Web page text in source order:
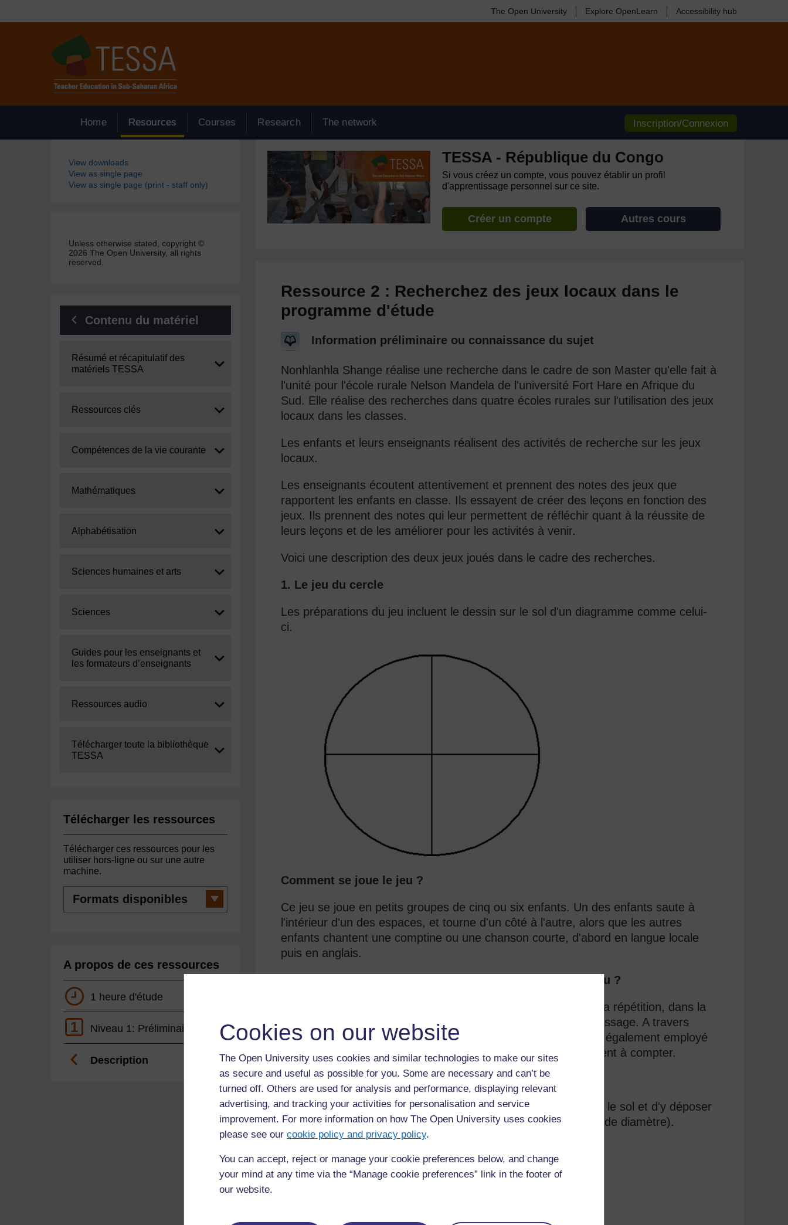
Cookies on our website
The Open University uses cookies and similar technologies to make our sites
as secure and useful as possible for you. Some are necessary and can’t be
turned off. Others are used for analysis and performance, displaying relevant
advertising, and tracking your activities for personalisation and service
improvement. For more information on how The Open University uses cookies
please see our cookie policy and privacy policy.
You can accept, reject or manage your cookie preferences below, and change
your mind at any time via the “Manage cookie preferences” link in the footer of
our website.
The Open University Explore OpenLearn Accessibility hub
Home Resources Courses Research The network Inscription/Connexion
Blocs
View downloads
View as single page
View as single page (print - staff only)
Unless otherwise stated, copyright ©
2026 The Open University, all rights
reserved.
Contenu du matériel
Expand
Résumé et récapitulatif des
matériels TESSA
Expand
Ressources clés
Expand
Compétences de la vie courante
Expand
Mathématiques
Expand
Alphabétisation
Expand
Sciences humaines et arts
Expand
Sciences
Expand
Guides pour les enseignants et
les formateurs d’enseignants
Expand
Ressources audio
Expand
Télécharger toute la bibliothèque
TESSA
Télécharger les ressources
Télécharger ces ressources pour les
utiliser hors-ligne ou sur une autre
machine.
disponibles
A propos de ces ressources
1 heure d'étude
1 Niveau 1: Préliminaire
Description
TESSA - République du Congo
Si vous créez un compte, vous pouvez établir un profil
d'apprentissage personnel sur ce site.
Créer un compte Autres cours
Ressource 2 : Recherchez des jeux locaux dans le
programme d'étude
Information préliminaire ou connaissance du sujet
Nonhlanhla Shange réalise une recherche dans le cadre de son Master qu'elle fait à
l'unité pour l'école rurale Nelson Mandela de l'université Fort Hare en Afrique du
Sud. Elle réalise des recherches dans quatre écoles rurales sur l'utilisation des jeux
locaux dans les classes.
Les enfants et leurs enseignants réalisent des activités de recherche sur les jeux
locaux.
Les enseignants écoutent attentivement et prennent des notes des jeux que
rapportent les enfants en classe. Ils essayent de créer des leçons en fonction des
jeux. Ils prennent des notes qui leur permettent de réfléchir quant à la réussite de
leurs leçons et de les améliorer pour les activités à venir.
Voici une description des deux jeux joués dans le cadre des recherches.
1. Le jeu du cercle
Les préparations du jeu incluent le dessin sur le sol d'un diagramme comme celui-
ci.
Comment se joue le jeu ?
Ce jeu se joue en petits groupes de cinq ou six enfants. Un des enfants saute à
l'intérieur d'un des espaces, et tourne d'un côté à l'autre, alors que les autres
enfants chantent une comptine ou une chanson courte, d'abord en langue locale
puis en anglais.
Quelles activités d'apprentissage étaient basées sur ce jeu ?
Ce jeu a été développé pour montrer comment l'utilisation de la répétition, dans la
langue propre des enfants et en anglais peut faciliter l'apprentissage. A travers
l'utilisation d'une comptine ou d'une chanson courte, le jeu est également employé
pour apprendre aux enfants à compter et pour qu'ils s'entraînent à compter.
2. Le jeu des cailloux
Les préparations de ce jeu consistent à dessiner un cercle sur le sol et d'y déposer
quelques cailloux. (Ce cercle ne doit pas faire plus d’un mètre de diamètre).